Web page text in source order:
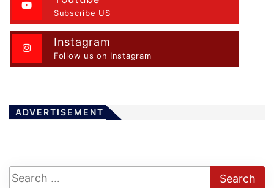
Subscribe US
Instagram
Follow us on Instagram
ADVERTISEMENT